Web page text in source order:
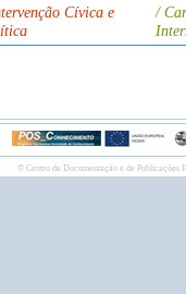
Cívica e
/
© Centro de Documentação e de Publicações